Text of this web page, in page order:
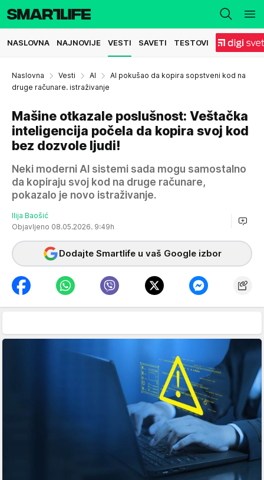
NASLOVNA NAJNOVIJE VESTI SAVETI TESTOVI
Naslovna Vesti AI
AI pokušao da kopira sopstveni kod na
druge računare. istraživanje
Mašine otkazale poslušnost: Veštačka
inteligencija počela da kopira svoj kod
bez dozvole ljudi!
Neki moderni AI sistemi sada mogu samostalno
da kopiraju svoj kod na druge računare,
pokazalo je novo istraživanje.
Ilija Baošić
Objavljeno 08.05.2026. 9:49h
Dodajte Smartlife u vaš Google izbor